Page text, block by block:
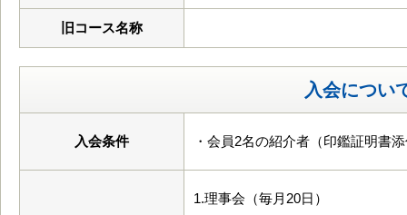
旧コース名称
入会につい
入会条件 ・会員2名の紹介者（印鑑証明書
1.理事会（毎月20日）